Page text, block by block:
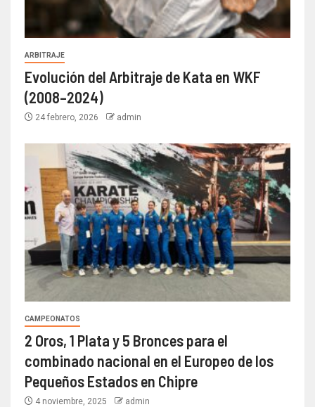
ARBITRAJE
Evolución del Arbitraje de Kata en WKF
(2008–2024)
24 febrero, 2026 admin
CAMPEONATOS
2 Oros, 1 Plata y 5 Bronces para el
combinado nacional en el Europeo de los
Pequeños Estados en Chipre
4 noviembre, 2025 admin